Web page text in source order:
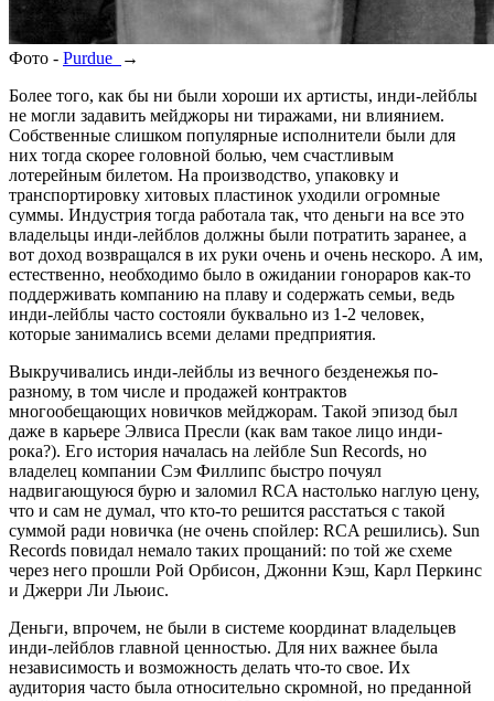
Фото - Purdue
→
Более того, как бы ни были хороши их артисты, инди-лейблы
не могли задавить мейджоры ни тиражами, ни влиянием.
Собственные слишком популярные исполнители были для
них тогда скорее головной болью, чем счастливым
лотерейным билетом. На производство, упаковку и
транспортировку хитовых пластинок уходили огромные
суммы. Индустрия тогда работала так, что деньги на все это
владельцы инди-лейблов должны были потратить заранее, а
вот доход возвращался в их руки очень и очень нескоро. А им,
естественно, необходимо было в ожидании гонораров как-то
поддерживать компанию на плаву и содержать семьи, ведь
инди-лейблы часто состояли буквально из 1-2 человек,
которые занимались всеми делами предприятия.
Выкручивались инди-лейблы из вечного безденежья по-
разному, в том числе и продажей контрактов
многообещающих новичков мейджорам. Такой эпизод был
даже в карьере Элвиса Пресли (как вам такое лицо инди-
рока?). Его история началась на лейбле Sun Records, но
владелец компании Сэм Филлипс быстро почуял
надвигающуюся бурю и заломил RCA настолько наглую цену,
что и сам не думал, что кто-то решится расстаться с такой
суммой ради новичка (не очень спойлер: RCA решились). Sun
Records повидал немало таких прощаний: по той же схеме
через него прошли Рой Орбисон, Джонни Кэш, Карл Перкинс
и Джерри Ли Льюис.
Деньги, впрочем, не были в системе координат владельцев
инди-лейблов главной ценностью. Для них важнее была
независимость и возможность делать что-то свое. Их
аудитория часто была относительно скромной, но преданной